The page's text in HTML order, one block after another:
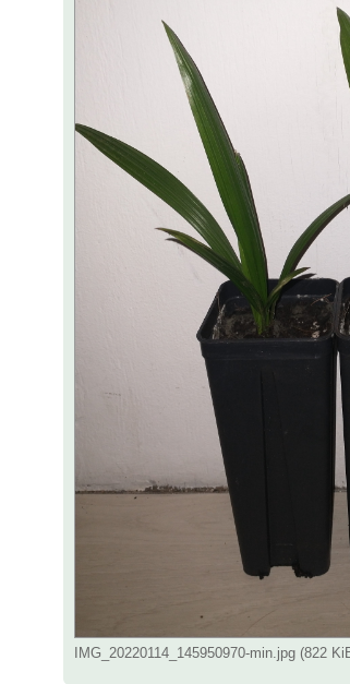
IMG_20220114_145950970-min.jpg (822